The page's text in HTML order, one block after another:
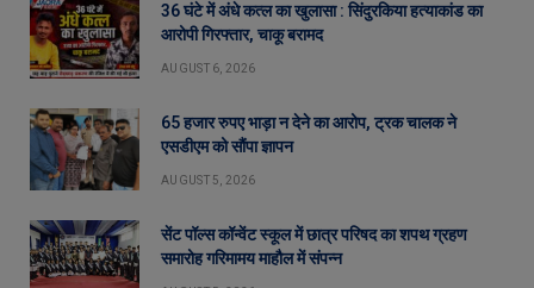
36 घंटे में अंधे कत्ल का खुलासा : सिंदुरकिया हत्याकांड का
आरोपी गिरफ्तार, चाकू बरामद
AUGUST 6, 2026
65 हजार रुपए भाड़ा न देने का आरोप, ट्रक चालक ने
एसडीएम को सौंपा ज्ञापन
AUGUST 5, 2026
सेंट पॉल्स कॉन्वेंट स्कूल में छात्र परिषद का शपथ ग्रहण
समारोह गरिमामय माहौल में संपन्न